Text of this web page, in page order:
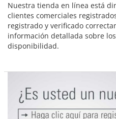
Nuestra tienda en línea está
clientes comerciales
registrado y verificado
información detallada sobre
disponibilidad.